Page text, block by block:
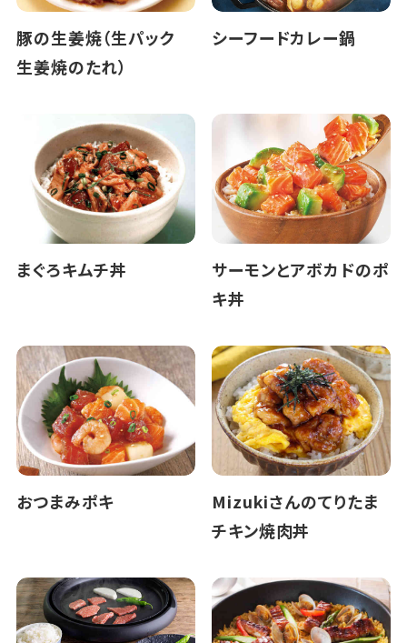
豚の生姜焼（生パック
生姜焼のたれ）
シーフードカレー鍋
まぐろキムチ丼
サーモンとアボカドのポ
キ丼
おつまみポキ
Mizukiさんのてりたま
チキン焼肉丼